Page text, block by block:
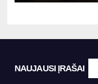
NAUJAUSI ĮRAŠAI